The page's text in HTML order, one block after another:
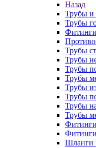
Назад
Трубы и
Трубы
Трубы
Трубы
Трубы
Трубы
Трубы
Трубы
Трубы
Трубы
Фитинги
Шланги